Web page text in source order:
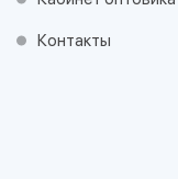
Контакты